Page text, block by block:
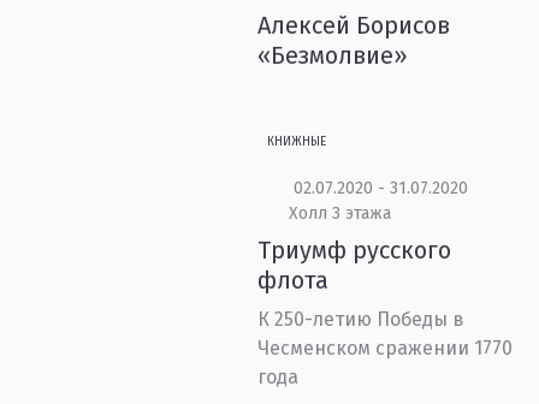
Алексей Борисов
«Безмолвие»
КНИЖНЫЕ
02.07.2020 - 31.07.2020
Холл 3 этажа
Триумф русского
флота
К 250-летию Победы в
Чесменском сражении 1770
года